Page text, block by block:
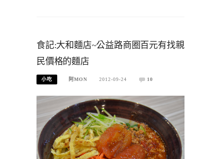
食記:大和麵店~公益路商圈百元有找親
民價格的麵店
小吃 阿MON 2012-09-24 10